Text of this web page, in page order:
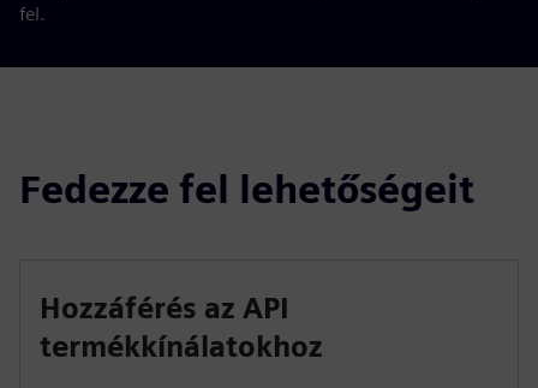
fel.
Fedezze fel lehetőségeit
Hozzáférés az API
termékkínálatokhoz